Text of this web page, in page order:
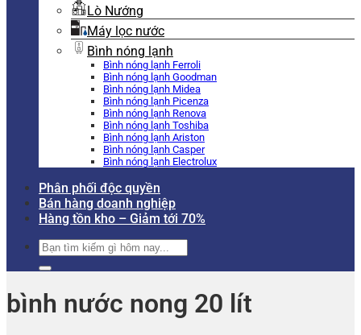
Lò Nướng
Máy lọc nước
Bình nóng lạnh
Bình nóng lạnh Ferroli
Bình nóng lạnh Goodman
Bình nóng lạnh Midea
Bình nóng lạnh Picenza
Bình nóng lạnh Renova
Bình nóng lạnh Toshiba
Bình nóng lạnh Ariston
Bình nóng lạnh Casper
Bình nóng lạnh Electrolux
Phân phối độc quyền
Bán hàng doanh nghiệp
Hàng tồn kho – Giảm tới 70%
Tìm
kiếm:
bình nước nong 20 lít